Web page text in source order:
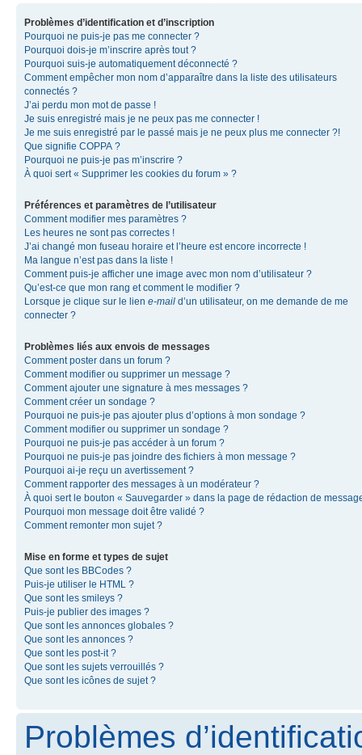
Problèmes d’identification et d’inscription
Pourquoi ne puis-je pas me connecter ?
Pourquoi dois-je m’inscrire après tout ?
Pourquoi suis-je automatiquement déconnecté ?
Comment empêcher mon nom d’apparaître dans la liste des utilisateurs
connectés ?
J’ai perdu mon mot de passe !
Je suis enregistré mais je ne peux pas me connecter !
Je me suis enregistré par le passé mais je ne peux plus me connecter ?!
Que signifie COPPA ?
Pourquoi ne puis-je pas m’inscrire ?
À quoi sert « Supprimer les cookies du forum » ?
Préférences et paramètres de l’utilisateur
Comment modifier mes paramètres ?
Les heures ne sont pas correctes !
J’ai changé mon fuseau horaire et l’heure est encore incorrecte !
Ma langue n’est pas dans la liste !
Comment puis-je afficher une image avec mon nom d’utilisateur ?
Qu’est-ce que mon rang et comment le modifier ?
Lorsque je clique sur le lien e-mail d’un utilisateur, on me demande de me
connecter ?
Problèmes liés aux envois de messages
Comment poster dans un forum ?
Comment modifier ou supprimer un message ?
Comment ajouter une signature à mes messages ?
Comment créer un sondage ?
Pourquoi ne puis-je pas ajouter plus d’options à mon sondage ?
Comment modifier ou supprimer un sondage ?
Pourquoi ne puis-je pas accéder à un forum ?
Pourquoi ne puis-je pas joindre des fichiers à mon message ?
Pourquoi ai-je reçu un avertissement ?
Comment rapporter des messages à un modérateur ?
À quoi sert le bouton « Sauvegarder » dans la page de rédaction de
Pourquoi mon message doit être validé ?
Comment remonter mon sujet ?
Mise en forme et types de sujet
Que sont les BBCodes ?
Puis-je utiliser le HTML ?
Que sont les smileys ?
Puis-je publier des images ?
Que sont les annonces globales ?
Que sont les annonces ?
Que sont les post-it ?
Que sont les sujets verrouillés ?
Que sont les icônes de sujet ?
Problèmes